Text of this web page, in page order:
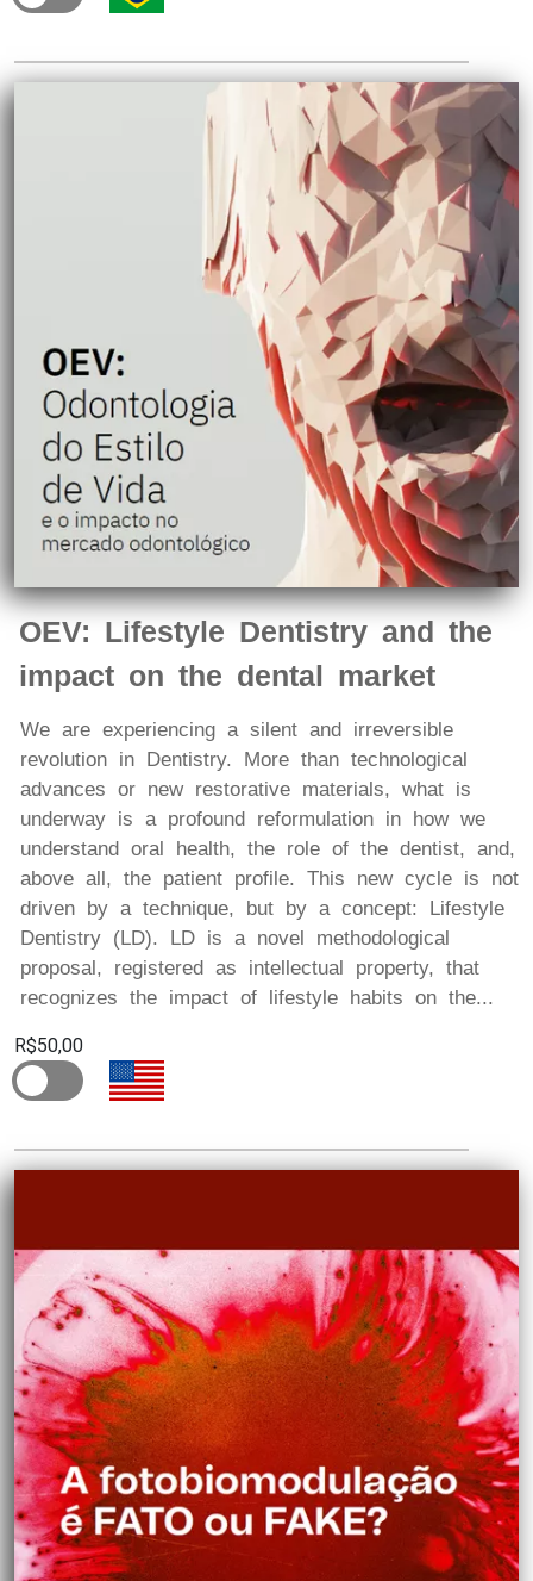
OEV: Lifestyle Dentistry and the
impact on the dental market
We are experiencing a silent and irreversible
revolution in Dentistry. More than technological
advances or new restorative materials, what is
underway is a profound reformulation in how we
understand oral health, the role of the dentist, and,
above all, the patient profile. This new cycle is not
driven by a technique, but by a concept: Lifestyle
Dentistry (LD). LD is a novel methodological
proposal, registered as intellectual property, that
recognizes the impact of lifestyle habits on the...
R$50,00